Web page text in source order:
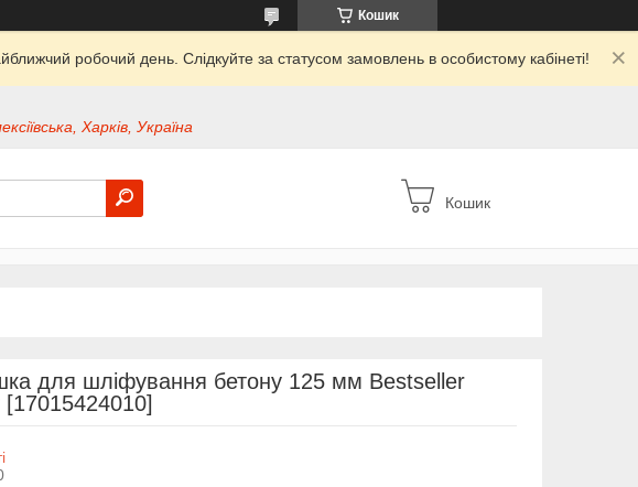
Кошик
робочий день. Слідкуйте за статусом замовлень в особистому кабінеті!
Харків, Україна
Кошик
для шліфування бетону 125 мм Bestseller